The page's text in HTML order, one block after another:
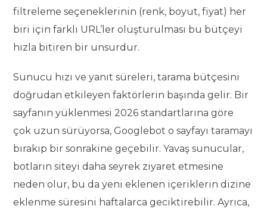
filtreleme seçeneklerinin (renk, boyut, fiyat) her
biri için farklı URL’ler oluşturulması bu bütçeyi
hızla bitiren bir unsurdur.
Sunucu hızı ve yanıt süreleri, tarama bütçesini
doğrudan etkileyen faktörlerin başında gelir. Bir
sayfanın yüklenmesi 2026 standartlarına göre
çok uzun sürüyorsa, Googlebot o sayfayı taramayı
bırakıp bir sonrakine geçebilir. Yavaş sunucular,
botların siteyi daha seyrek ziyaret etmesine
neden olur, bu da yeni eklenen içeriklerin dizine
eklenme süresini haftalarca geciktirebilir. Ayrıca,